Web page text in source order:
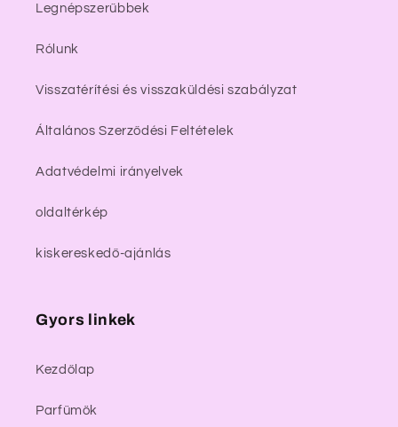
Legnépszerűbbek
Rólunk
Visszatérítési és visszaküldési szabályzat
Általános Szerződési Feltételek
Adatvédelmi irányelvek
oldaltérkép
kiskereskedő-ajánlás
Gyors linkek
Kezdőlap
Parfümök